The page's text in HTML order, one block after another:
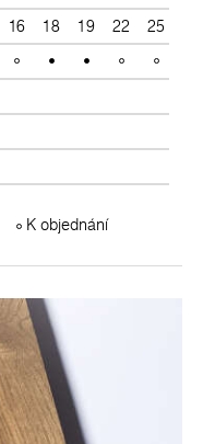
16 18 19 22 25
K objednání